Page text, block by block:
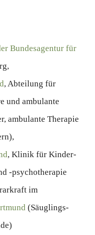
Bundesagentur für
, Abteilung für
und ambulante
ambulante Therapie
, Klinik für Kinder-
-psychotherapie
im
(Säuglings-